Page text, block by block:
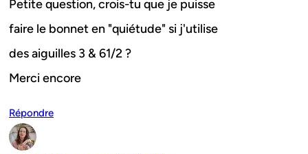
Petite question, crois-tu que je puisse
faire le bonnet en "quiétude" si j'utilise
des aiguilles 3 & 61/2 ?
Merci encore
Répondre